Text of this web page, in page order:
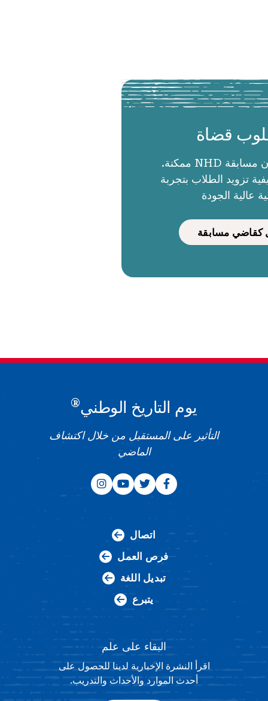
قضاة
الحكام يجعلون مسابقة NHD ممكنة.
تزويد الطلاب بتجربة
عالية الجودة
مسابقة
يوم التاريخ الوطني®
التأثير على المستقبل من خلال اكتشاف
الماضي
اتصال
فرص العمل
تبديل اللغة
يتبرع
البقاء على علم
اقرأ النشرة الإخبارية لدينا للحصول على
أحدث الموارد والأحداث والتدريب.